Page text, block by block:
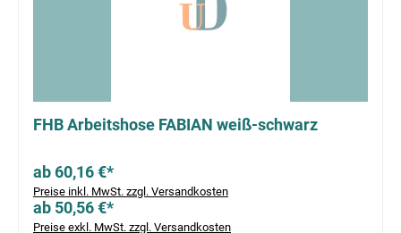
FHB Arbeitshose FABIAN weiß-schwarz
ab 60,16 €*
Preise inkl. MwSt. zzgl. Versandkosten
ab 50,56 €*
Preise exkl. MwSt. zzgl. Versandkosten